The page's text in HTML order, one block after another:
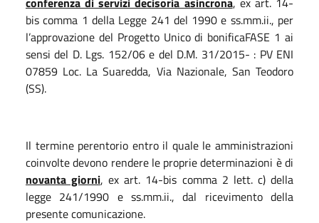
bis comma 1 della Legge 241 del 1990 e ss.mm.ii., per
l’approvazione del Progetto Unico di bonificaFASE 1 ai
sensi del D. Lgs. 152/06 e del D.M. 31/2015- : PV ENI
07859 Loc. La Suaredda, Via Nazionale, San Teodoro
(SS).
Il termine perentorio entro il quale le amministrazioni
coinvolte devono rendere le proprie determinazioni è di
novanta giorni, exart. 14-bis comma 2 lett. c) della
legge 241/1990 e ss.mm.ii., dal ricevimento della
presente comunicazione.